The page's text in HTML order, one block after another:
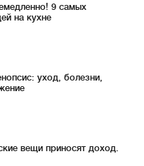
9 самых
на кухне
уход, болезни,
вещи приносят доход.